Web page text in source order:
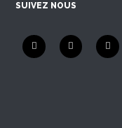
SUIVEZ NOUS